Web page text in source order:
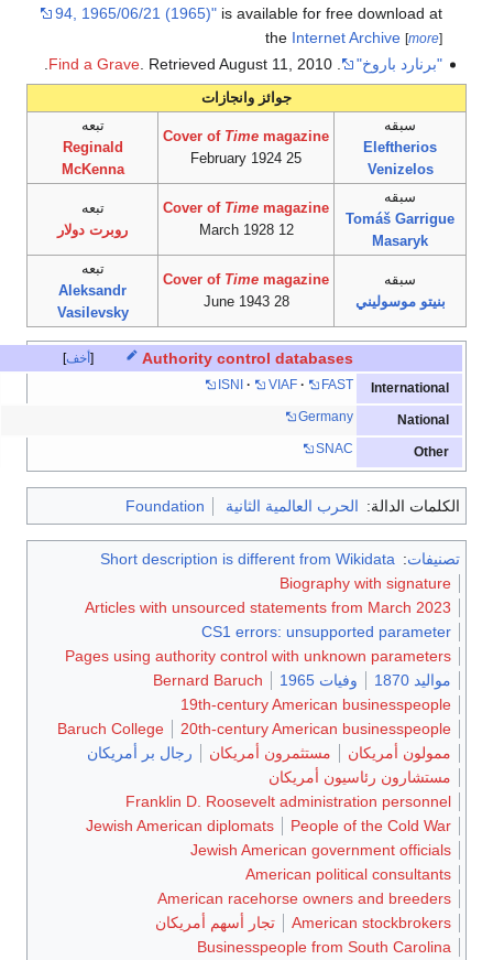
94, 1965/06/21 (1965)"is available for free download at
theInternet Archive [more
"برنارد باروخ" .
Find a Grave. RetrievedAugust 11,2010
.
جوائز وانجازات
سبقه
Eleftherios
Venizelos
Cover ofTimemagazine
تبعه
Reginald
McKenna
سبقه
Tomáš Garrigue
Masaryk
Cover ofTimemagazine
تبعه
روبرت دولار
سبقه
بنيتو موسوليني
Cover ofTimemagazine
تبعه
Aleksandr
Vasilevsky
أخف Authority control databases
International
ISNI VIAF FAST
National
Germany
Other
SNAC
الكلمات الدالة: الحرب العالمية الثانية Foundation
تصنيفات:
Short description is different from Wikidata
Biography with signature
Articles with unsourced statements from March 2023
CS1 errors: unsupported parameter
Pages using authority control with unknown parameters
مواليد 1870
وفيات 1965
Bernard Baruch
19th-century American businesspeople
20th-century American businesspeople
Baruch College
ممولون أمريكان
مستثمرون أمريكان
رجال بر أمريكان
مستشارون رئاسيون أمريكان
Franklin D. Roosevelt administration personnel
People of the Cold War
Jewish American diplomats
Jewish American government officials
American political consultants
American racehorse owners and breeders
American stockbrokers
تجار أسهم أمريكان
Businesspeople from South Carolina